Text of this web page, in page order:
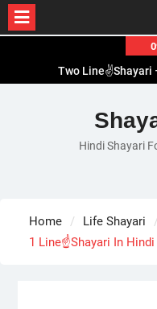
content
Two Line✌️Shayari –
Love😓Lines In Hindi –
Love🥳Poetry In Hindi
1 Line☝️Shayari In Hindi
Hindi Shayari
Home
Life Shayari
1 Line☝️Shayari In Hindi